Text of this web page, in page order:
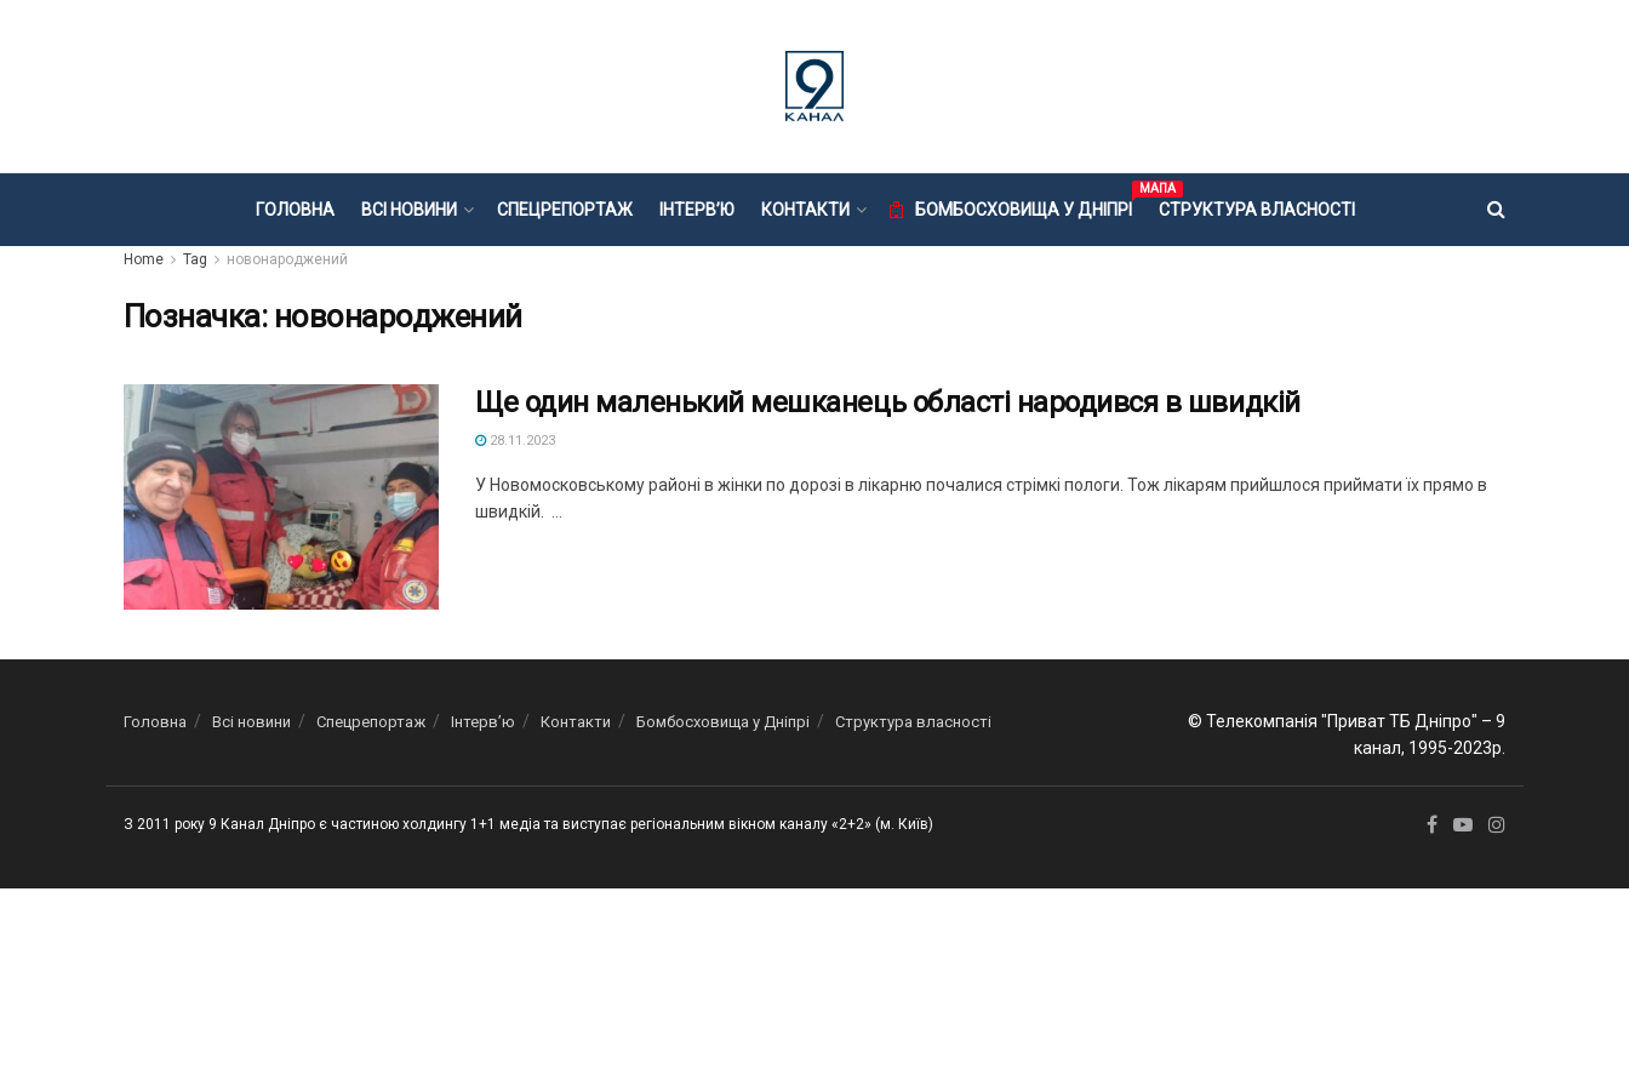
ГОЛОВНА ВСІ НОВИНИ СПЕЦРЕПОРТАЖ ІНТЕРВ’Ю КОНТАКТИ БОМБОСХОВИЩА У ДНІПРІ
МАПА
СТРУКТУРА ВЛАСНОСТІ
Home Tag новонароджений
Позначка: новонароджений
Ще один маленький мешканець області народився в швидкій
28.11.2023
У Новомосковському районі в жінки по дорозі в лікарню почалися стрімкі пологи. Тож лікарям прийшлося приймати їх прямо в
швидкій. ...
Головна Всі новини Спецрепортаж Інтерв’ю Контакти Бомбосховища у Дніпрі Структура власності
© Телекомпанія "Приват ТБ Дніпро" – 9
канал, 1995-2023р.
З 2011 року 9 Канал Дніпро є частиною холдингу 1+1 медіа та виступає регіональним вікном каналу «2+2» (м. Київ)